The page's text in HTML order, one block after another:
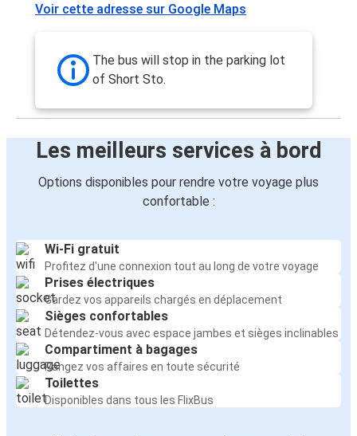
Voir cette adresse sur Google Maps
The bus will stop in the parking lot
of Short Sto.
Les meilleurs services à bord
Options disponibles pour rendre votre voyage plus
confortable :
Wi-Fi gratuit
Profitez d'une connexion tout au long de votre voyage
Prises électriques
Gardez vos appareils chargés en déplacement
Sièges confortables
Détendez-vous avec espace jambes et sièges inclinables
Compartiment à bagages
Rangez vos affaires en toute sécurité
Toilettes
Disponibles dans tous les FlixBus